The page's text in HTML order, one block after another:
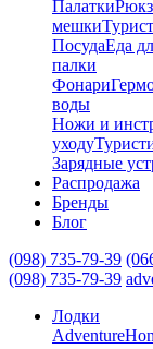
Палатки
мешки
ПосудаЕда
палки
Фонари
воды
Ножи и
уходу
Зарядные
Распродажа
Бренды
Блог
(098) 735-79-39
(098) 735-79-39
Лодки
Adventure